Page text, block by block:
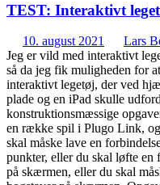
TEST: Interaktivt
10. august 2021
Lars
Jeg er vild med interaktivt
så da jeg fik muligheden for
interaktivt legetøj, der ved
plade og en iPad skulle
konstruktionsmæssige
en række spil i Plugo Link,
skal måske lave en
punkter, eller du skal løfte
på skærmen, eller du skal